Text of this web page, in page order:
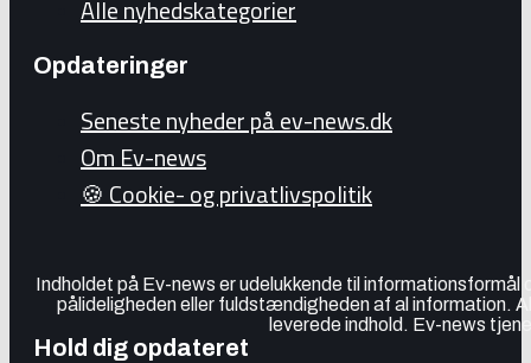
Alle nyhedskategorier
Opdateringer
Seneste nyheder på ev-news.dk
Om Ev-news
🍪 Cookie- og privatlivspolitik
Indholdet på Ev-news er udelukkende til
pålideligheden eller fuldstændigheden af al information.
leverede indhold. Ev-news
Hold dig opdateret